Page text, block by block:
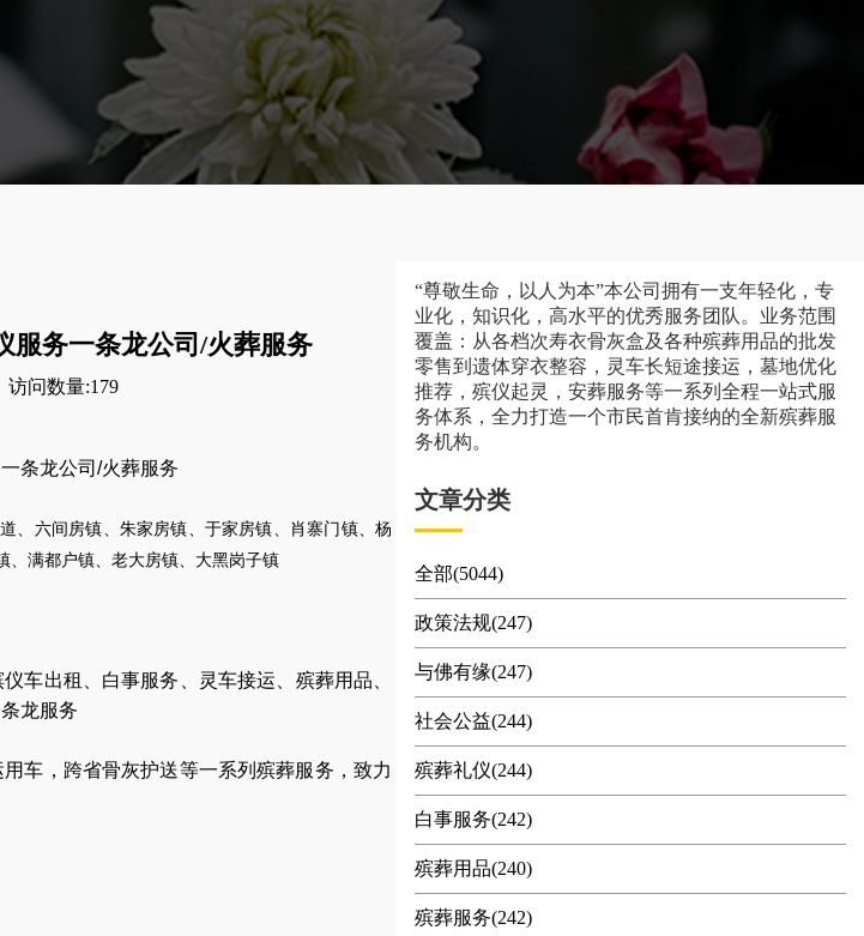
服务一条龙公司/火葬服务
访问数量:179
条龙公司/火葬服务
、六间房镇、朱家房镇、于家房镇、肖寨门镇、杨
、满都户镇、老大房镇、大黑岗子镇
仪车出租 白事服务 灵车接运 殡葬用品
龙服务
用车 ， 跨省骨灰护送等一系列殡葬服务， 致力
“尊敬生命，以人为本”本公司拥有一支年轻化，专
业化，知识化，高水平的优秀服务团队。业务范围
覆盖：从各档次寿衣骨灰盒及各种殡葬用品的批发
零售到遗体穿衣整容，灵车长短途接运，墓地优化
推荐，殡仪起灵，安葬服务等一系列全程一站式服
务体系，全力打造一个市民首肯接纳的全新殡葬服
务机构。
文章分类
全部(5044)
政策法规(247)
与佛有缘(247)
社会公益(244)
殡葬礼仪(244)
白事服务(242)
殡葬用品(240)
殡葬服务(242)